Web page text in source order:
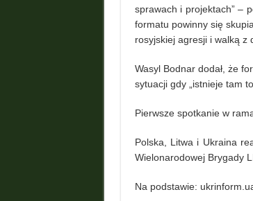
sprawach i projektach” –
formatu powinny się
rosyjskiej agresji i walką z
Wasyl Bodnar dodał, że
sytuacji gdy „istnieje tam
Pierwsze spotkanie w
Polska, Litwa i Ukraina
Wielonarodowej Brygady
Na podstawie: